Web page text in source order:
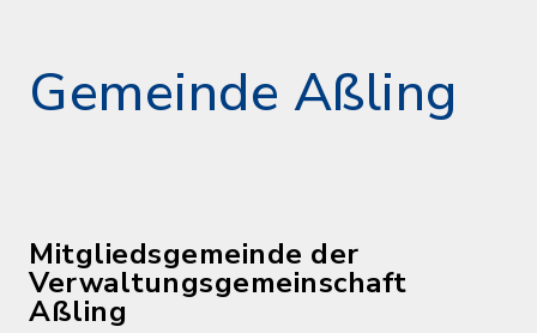
Gemeinde Aßling
Mitgliedsgemeinde der
Verwaltungsgemeinschaft
Aßling